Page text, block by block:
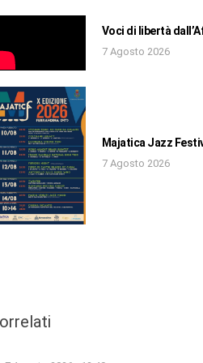
Voci di libertà
7 Agosto 2026
Majatica Jazz
7 Agosto 2026